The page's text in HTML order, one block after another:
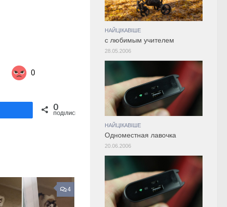
0
Share on Twitter 0
ПОДІЛИСЬ
4
НАЙЦІКАВІШЕ
с любимым учителем
28.05.2006
НАЙЦІКАВІШЕ
Одноместная лавочка
20.06.2006